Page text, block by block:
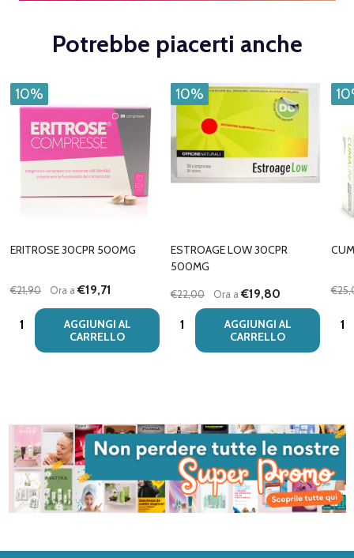
Potrebbe piacerti anche
10%
ERITROSE 30CPR 500MG
€21,90 Ora a€19,71
Quantità:
AGGIUNGI AL
CARRELLO
10%
ESTROAGE LOW 30CPR
500MG
€22,00 Ora a€19,80
Quantità:
AGGIUNGI AL
CARRELLO